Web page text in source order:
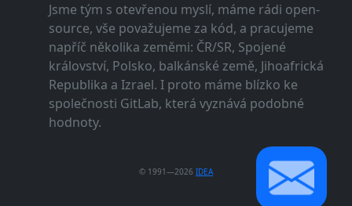
Jsme tým s otevřenou myslí, máme rádi open-
source, vše považujeme za kód, a pracujeme
napříč několika zeměmi: ČR/SR, Spojené
království, Polsko, balkánské země, Jihoafrická
Republika a Izrael. I proto máme blízko ke
společnosti GitLab, která vyznává podobné
hodnoty.
© 1991—2026 IDEA